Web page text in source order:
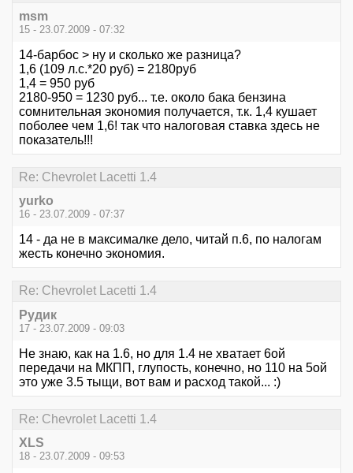
msm
15 - 23.07.2009 - 07:32
14-барбос > ну и сколько же разница?
1,6 (109 л.с.*20 руб) = 2180руб
1,4 = 950 руб
2180-950 = 1230 руб... т.е. около бака бензина
сомнительная экономия получается, т.к. 1,4 кушает
поболее чем 1,6! так что налоговая ставка здесь не
показатель!!!
Re: Chevrolet Lacetti 1.4
yurko
16 - 23.07.2009 - 07:37
14 - да не в максималке дело, читай п.6, по налогам
жесть конечно экономия.
Re: Chevrolet Lacetti 1.4
Рудик
17 - 23.07.2009 - 09:03
Не знаю, как на 1.6, но для 1.4 не хватает 6ой
передачи на МКПП, глупость, конечно, но 110 на 5ой
это уже 3.5 тыщи, вот вам и расход такой... :)
Re: Chevrolet Lacetti 1.4
XLS
18 - 23.07.2009 - 09:53